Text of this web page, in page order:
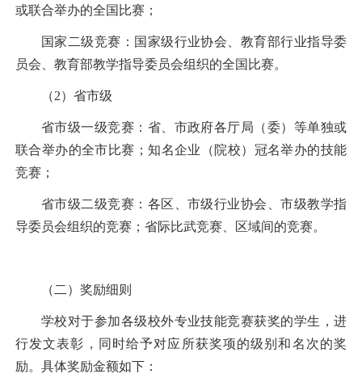
或联合举办的全国比赛；
国家二级竞赛：国家级行业协会、教育部行业指导委
员会、教育部教学指导委员会组织的全国比赛。
（2）省市级
省市级一级竞赛：省、市政府各厅局（委）等单独或
联合举办的全市比赛；知名企业（院校）冠名举办的技能
竞赛；
省市级二级竞赛：各区、市级行业协会、市级教学指
导委员会组织的竞赛；省际比武竞赛、区域间的竞赛。
（二）奖励细则
学校对于参加各级校外专业技能竞赛获奖的学生，进
行发文表彰，同时给予对应所获奖项的级别和名次的奖
励。具体奖励金额如下：